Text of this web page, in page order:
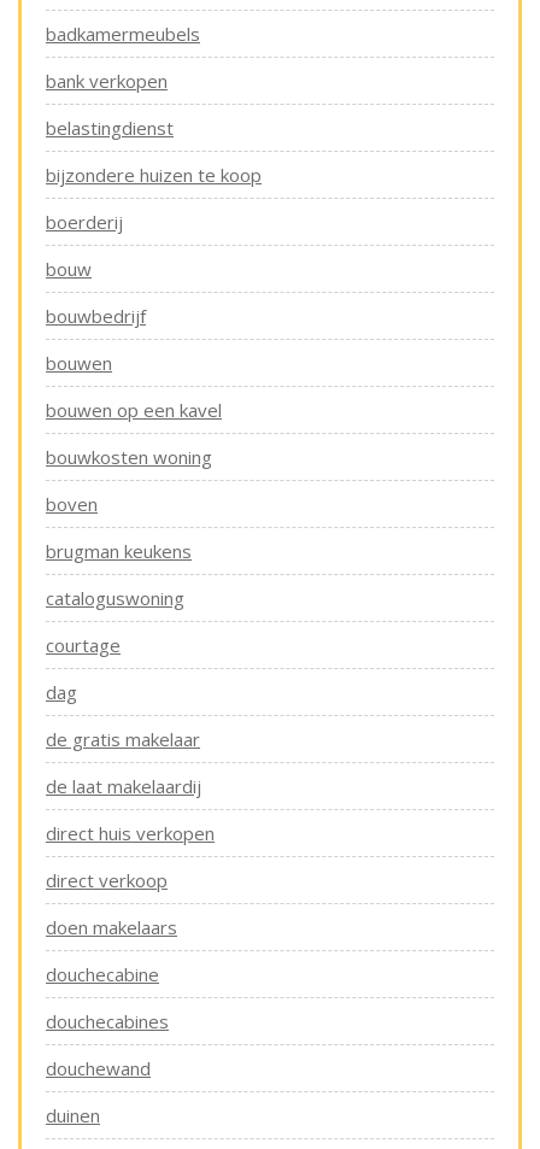
badkamermeubels
bank verkopen
belastingdienst
bijzondere huizen te koop
boerderij
bouw
bouwbedrijf
bouwen
bouwen op een kavel
bouwkosten woning
boven
brugman keukens
cataloguswoning
courtage
dag
de gratis makelaar
de laat makelaardij
direct huis verkopen
direct verkoop
doen makelaars
douchecabine
douchecabines
douchewand
duinen